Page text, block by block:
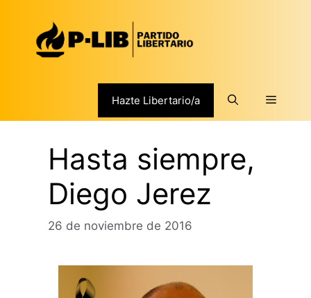
contenido
Hazte Libertario/a Menú
Hasta siempre,
Diego Jerez
26 de noviembre de 2016